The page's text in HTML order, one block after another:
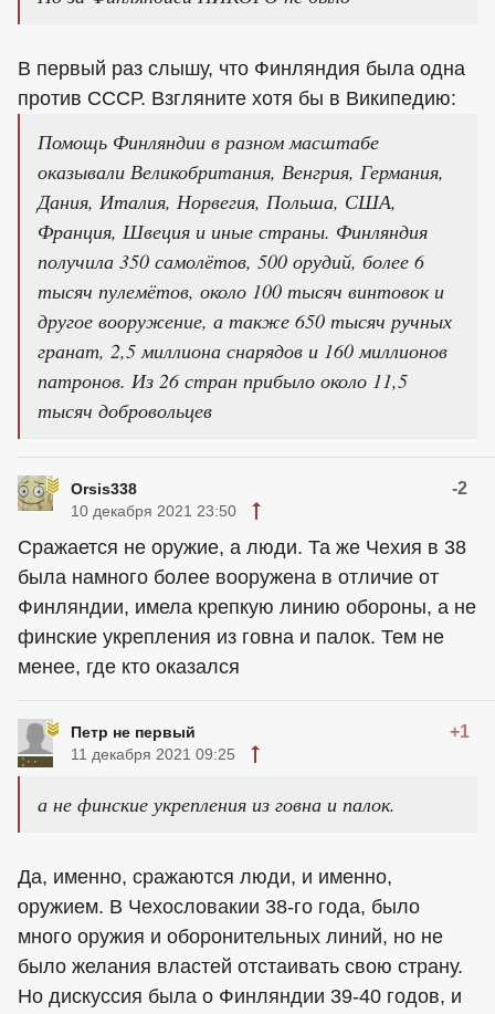
В первый раз слышу, что Финляндия была одна
против СССР. Взгляните хотя бы в Википедию:
Помощь Финляндии в разном масштабе
оказывали Великобритания, Венгрия, Германия,
Дания, Италия, Норвегия, Польша, США,
Франция, Швеция и иные страны. Финляндия
получила 350 самолётов, 500 орудий, более 6
тысяч пулемётов, около 100 тысяч винтовок и
другое вооружение, а также 650 тысяч ручных
гранат, 2,5 миллиона снарядов и 160 миллионов
патронов. Из 26 стран прибыло около 11,5
тысяч добровольцев
Orsis338 -2
10 декабря 2021 23:50
Сражается не оружие, а люди. Та же Чехия в 38
была намного более вооружена в отличие от
Финляндии, имела крепкую линию обороны, а не
финские укрепления из говна и палок. Тем не
менее, где кто оказался
Петр не первый +1
11 декабря 2021 09:25
а не финские укрепления из говна и палок.
Да, именно, сражаются люди, и именно,
оружием. В Чехословакии 38-го года, было
много оружия и оборонительных линий, но не
было желания властей отстаивать свою страну.
Но дискуссия была о Финляндии 39-40 годов, и